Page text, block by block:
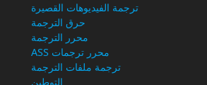
ترجمة الفيديوهات القصيرة
حرق الترجمة
محرر الترجمة
محرر ترجمات ASS
ترجمة ملفات الترجمة
التوطين